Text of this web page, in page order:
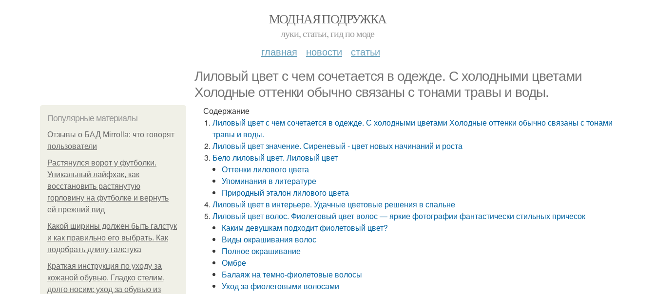
МОДНАЯ ПОДРУЖКА
луки, статьи, гид по моде
главная новости статьи
Лиловый цвет с чем сочетается в одежде. С холодными цветами
Холодные оттенки обычно связаны с тонами травы и воды.
Популярные материалы
Отзывы о БАД Mirrolla: что говорят
пользователи
Растянулся ворот у футболки.
Уникальный лайфхак, как
восстановить растянутую
горловину на футболке и вернуть
ей прежний вид
Какой ширины должен быть галстук
и как правильно его выбрать. Как
подобрать длину галстука
Краткая инструкция по уходу за
кожаной обувью. Гладко стелим,
долго носим: уход за обувью из
Содержание
Лиловый цвет с чем сочетается в одежде. С холодными цветами Холодные оттенки обычно связаны с тонами
травы и воды.
Лиловый цвет значение. Сиреневый - цвет новых начинаний и роста
Бело лиловый цвет. Лиловый цвет
Оттенки лилового цвета
Упоминания в литературе
Природный эталон лилового цвета
Лиловый цвет в интерьере. Удачные цветовые решения в спальне
Лиловый цвет волос. Фиолетовый цвет волос — яркие фотографии фантастически стильных причесок
Каким девушкам подходит фиолетовый цвет?
Виды окрашивания волос
Полное окрашивание
Омбре
Балаяж на темно-фиолетовые волосы
Уход за фиолетовыми волосами